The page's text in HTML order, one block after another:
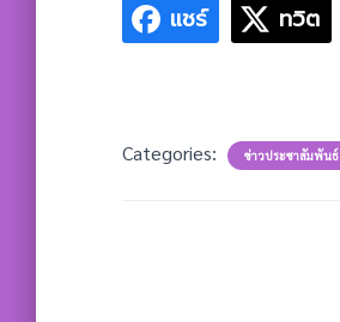
แชร์ ทวิต
Categories: ข่าวประชาสัมพันธ์